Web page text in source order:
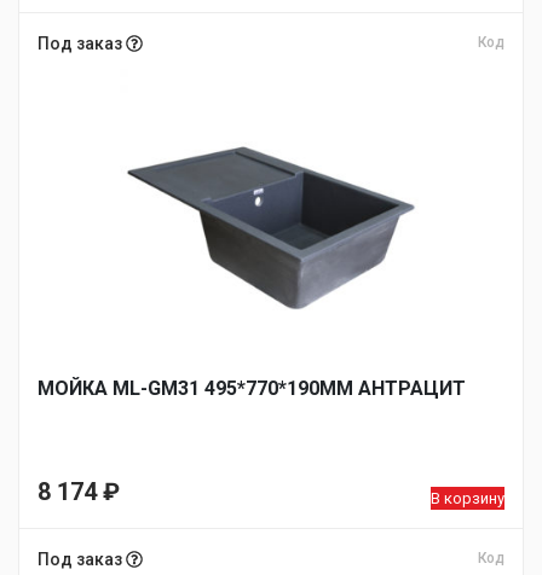
Под заказ Код
МОЙКА ML-GM31 495*770*190ММ АНТРАЦИТ
8 174₽ В корзину
Под заказ Код